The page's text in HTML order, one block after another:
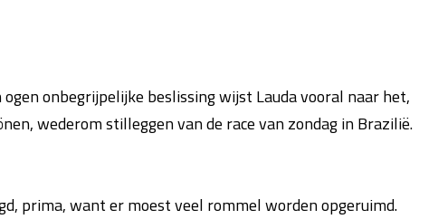
onbegrijpelijke beslissing wijst Lauda vooral naar het,
wederom stilleggen van de race van zondag in Brazilië.
prima, want er moest veel rommel worden opgeruimd.